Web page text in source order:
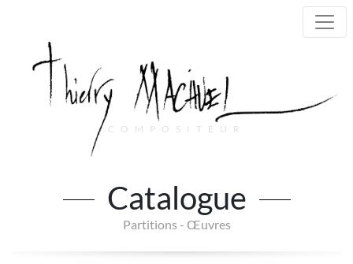
COMPOSITEUR
Main Navigation
Catalogue
Partitions - Œuvres